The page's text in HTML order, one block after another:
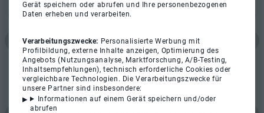
Gerät speichern oder abrufen und Ihre personenbezogenen
Daten erheben und verarbeiten.
Verarbeitungszwecke: Personalisierte Werbung mit
Profilbildung, externe Inhalte anzeigen, Optimierung des
Angebots (Nutzungsanalyse, Marktforschung, A/B-Testing,
Inhaltsempfehlungen), technisch erforderliche Cookies oder
vergleichbare Technologien. Die Verarbeitungszwecke für
unsere Partner sind insbesondere:
Informationen auf einem Gerät speichern und/oder
abrufen